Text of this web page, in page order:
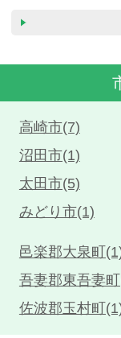
高崎市(7)
沼田市(1)
太田市(5)
みどり市(1)
邑楽郡大泉町
吾妻郡東吾妻
佐波郡玉村町